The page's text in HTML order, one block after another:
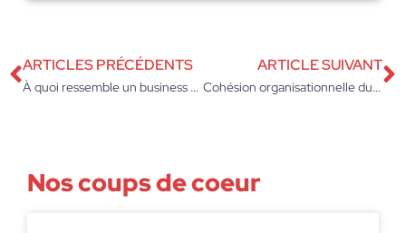
ARTICLES PRÉCÉDENTS
À quoi ressemble un business plan pour obtenir un financement ?
ARTICLE SUIVANT
Cohésion organisationnelle durable : la méthode en six étapes pour un impact pérenne
Nos coups de coeur